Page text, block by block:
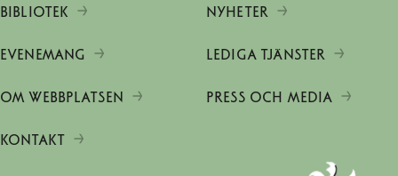
BIBLIOTEK NYHETER
EVENEMANG LEDIGA TJÄNSTER
OM WEBBPLATSEN PRESS OCH MEDIA
KONTAKT